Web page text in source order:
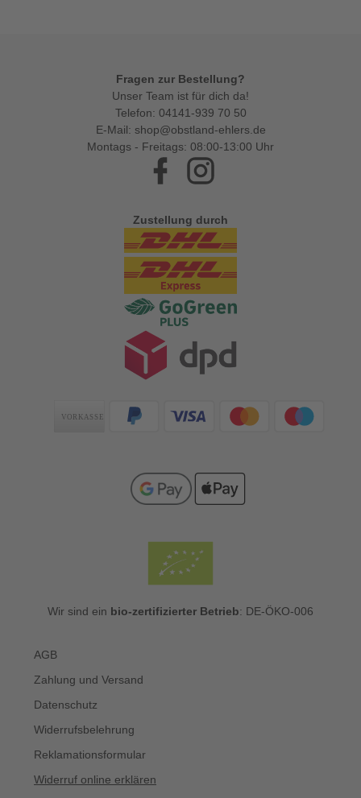
Fragen zur Bestellung?
Unser Team ist für dich da!
Telefon: 04141-939 70 50
E-Mail: shop@obstland-ehlers.de
Montags - Freitags: 08:00-13:00 Uhr
Facebook
Zustellung durch
Zahlungsarten
Wir sind ein bio-zertifizierter Betrieb: DE-ÖKO-006
AGB
Zahlung und Versand
Datenschutz
Widerrufsbelehrung
Reklamationsformular
Widerruf online erklären